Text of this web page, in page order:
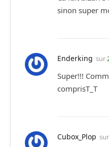
sinon super
Enderking sur
Super!!!
comprisT_T
Cubox_Plop sur